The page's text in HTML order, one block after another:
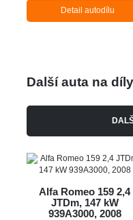
Detail autodílu
Další auta na díly
Alfa Romeo 159 2,4
JTDm, 147 kW
939A3000, 2008